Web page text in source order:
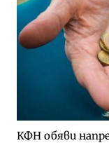
КФН обяви